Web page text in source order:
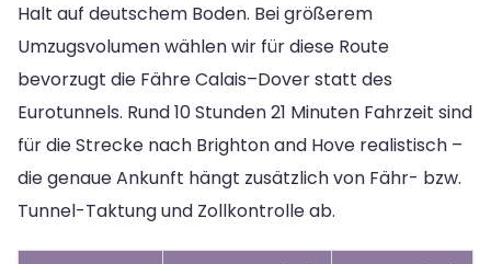
Halt auf deutschem Boden. Bei größerem
Umzugsvolumen wählen wir für diese Route
bevorzugt die Fähre Calais–Dover statt des
Eurotunnels. Rund 10 Stunden 21 Minuten Fahrzeit sind
für die Strecke nach Brighton and Hove realistisch –
die genaue Ankunft hängt zusätzlich von Fähr- bzw.
Tunnel-Taktung und Zollkontrolle ab.